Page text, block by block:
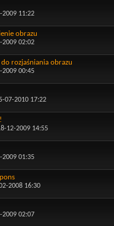
2009 11:22
obrazu
2009 02:02
rozjaśniania obrazu
2009 00:45
07-2010 17:22
12-2009 14:55
2009 01:35
2008 16:30
2009 02:07